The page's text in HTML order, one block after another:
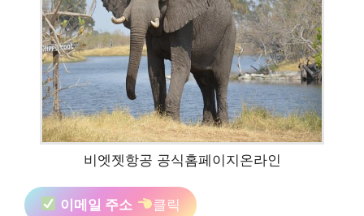
비엣젯항공 공식홈페이지온라인
이메일 주소 클릭